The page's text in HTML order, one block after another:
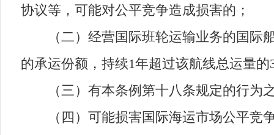
协议等，可能对公平竞争造成损害的；
（二）经营国际班轮运输业务的国际船
的承运份额，持续1年超过该航线总运量
（三）有本条例第十八条规定的行为
（四）可能损害国际海运市场公平竞